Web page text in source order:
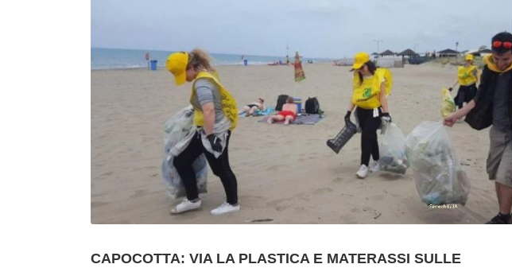
CAPOCOTTA: VIA LA PLASTICA E MATERASSI SULLE